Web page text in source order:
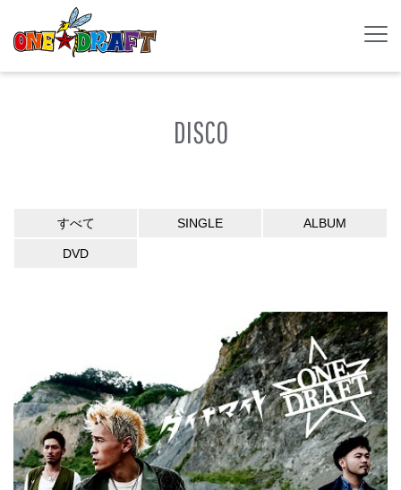
DISCO
すべて SINGLE ALBUM
DVD